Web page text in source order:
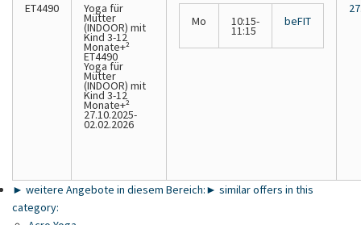
ET4490 Yoga für
Mütter
(INDOOR) mit
Kind 3-12
Monate+²
ET4490
Yoga für
Mütter
(INDOOR) mit
Kind 3-12
Monate+²
27.10.2025-
02.02.2026
Mo 10:15-
11:15
beFIT
► weitere Angebote in diesem Bereich:► similar offers in this
category: